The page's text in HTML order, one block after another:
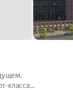
клaсса